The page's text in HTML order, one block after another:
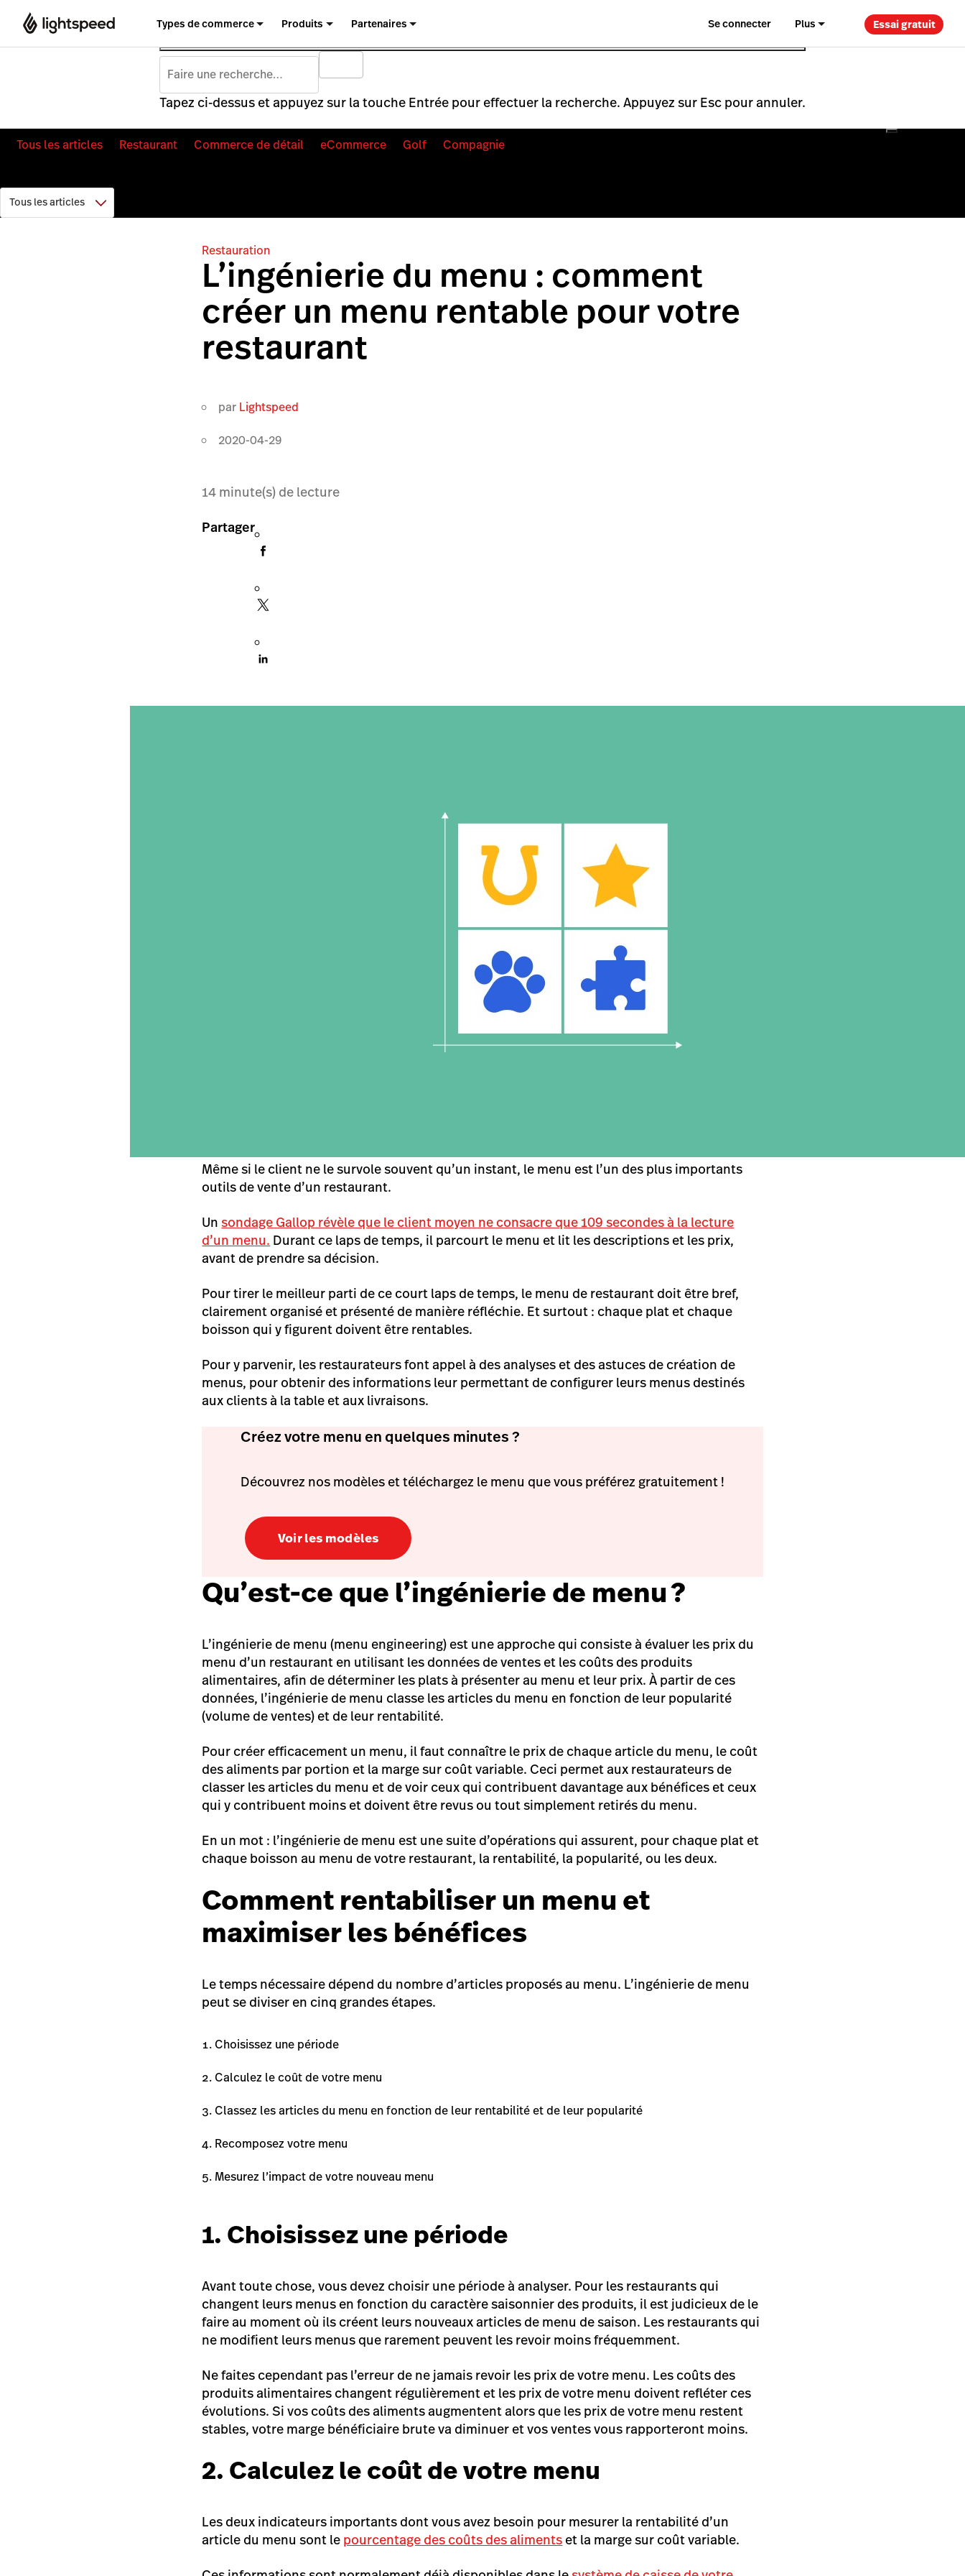
Types de commerce Produits Partenaires Se connecter Plus Essai gratuit
Tapez ci-dessus et appuyez sur la touche Entrée pour effectuer la recherche. Appuyez sur Esc pour annuler.
Tous les articles Restaurant Commerce de détail eCommerce Golf Compagnie
Restauration
L’ingénierie du menu : comment
créer un menu rentable pour votre
restaurant
par Lightspeed
2020-04-29
14 minute(s) de lecture
Partager
Même si le client ne le survole souvent qu’un instant, le menu est l’un des plus importants
outils de vente d’un restaurant.
Unsondage Gallop révèle que le client moyen ne consacre que 109 secondes à la lecture
d’un menu. Durant ce laps de temps, il parcourt le menu et lit les descriptions et les prix,
avant de prendre sa décision.
Pour tirer le meilleur parti de ce court laps de temps, le menu de restaurant doit être bref,
clairement organisé et présenté de manière réfléchie. Et surtout : chaque plat et chaque
boisson qui y figurent doivent être rentables.
Pour y parvenir, les restaurateurs font appel à des analyses et des astuces de création de
menus, pour obtenir des informations leur permettant de configurer leurs menus destinés
aux clients à la table et aux livraisons.
Créez votre menu en quelques minutes ?
Découvrez nos modèles et téléchargez le menu que vous préférez gratuitement !
Voir les modèles
Qu’est-ce que l’ingénierie de menu ?
L’ingénierie de menu (menu engineering) est une approche qui consiste à évaluer les prix du
menu d’un restaurant en utilisant les données de ventes et les coûts des produits
alimentaires, afin de déterminer les plats à présenter au menu et leur prix. À partir de ces
données, l’ingénierie de menu classe les articles du menu en fonction de leur popularité
(volume de ventes) et de leur rentabilité.
Pour créer efficacement un menu, il faut connaître le prix de chaque article du menu, le coût
des aliments par portion et la marge sur coût variable. Ceci permet aux restaurateurs de
classer les articles du menu et de voir ceux qui contribuent davantage aux bénéfices et ceux
qui y contribuent moins et doivent être revus ou tout simplement retirés du menu.
En un mot : l’ingénierie de menu est une suite d’opérations qui assurent, pour chaque plat et
chaque boisson au menu de votre restaurant, la rentabilité, la popularité, ou les deux.
Comment rentabiliser un menu et
maximiser les bénéfices
Le temps nécessaire dépend du nombre d’articles proposés au menu. L’ingénierie de menu
peut se diviser en cinq grandes étapes.
Choisissez une période
Calculez le coût de votre menu
Classez les articles du menu en fonction de leur rentabilité et de leur popularité
Recomposez votre menu
Mesurez l’impact de votre nouveau menu
1. Choisissez une période
Avant toute chose, vous devez choisir une période à analyser. Pour les restaurants qui
changent leurs menus en fonction du caractère saisonnier des produits, il est judicieux de le
faire au moment où ils créent leurs nouveaux articles de menu de saison. Les restaurants qui
ne modifient leurs menus que rarement peuvent les revoir moins fréquemment.
Ne faites cependant pas l’erreur de ne jamais revoir les prix de votre menu. Les coûts des
produits alimentaires changent régulièrement et les prix de votre menu doivent refléter ces
évolutions. Si vos coûts des aliments augmentent alors que les prix de votre menu restent
stables, votre marge bénéficiaire brute va diminuer et vos ventes vous rapporteront moins.
2. Calculez le coût de votre menu
Les deux indicateurs importants dont vous avez besoin pour mesurer la rentabilité d’un
article du menu sont le pourcentage des coûts des aliments et la marge sur coût variable.